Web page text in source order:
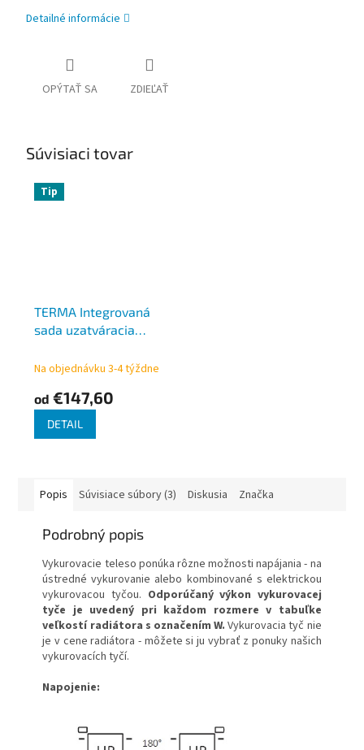
Detailné informácie
OPÝTAŤ SA ZDIEĽAŤ
Súvisiaci tovar
Tip
TERMA Integrovaná
sada uzatváracia
rôzne farby
Na objednávku 3-4 týždne
od €147,60
DETAIL
Popis Súvisiace súbory (3) Diskusia Značka
Podrobný popis
Vykurovacie teleso ponúka rôzne možnosti napájania - na
ústredné vykurovanie alebo kombinované s elektrickou
vykurovacou tyčou. Odporúčaný výkon vykurovacej
tyče je uvedený pri každom rozmere v tabuľke
veľkostí radiátora s označením W. Vykurovacia tyč nie
je v cene radiátora - môžete si ju vybrať z ponuky našich
vykurovacích tyčí.
Napojenie: